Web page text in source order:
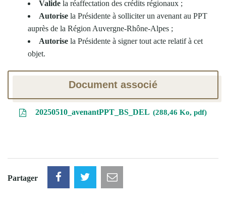
Valide la réaffectation des crédits régionaux ;
Autorise la Présidente à solliciter un avenant au PPT
auprès de la Région Auvergne-Rhône-Alpes ;
Autorise la Présidente à signer tout acte relatif à cet
objet.
Document associé
20250510_avenantPPT_BS_DEL 288,46 Ko, pdf
Partager